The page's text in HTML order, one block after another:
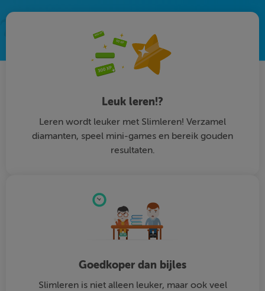
Leuk leren!?
Leren wordt leuker met Slimleren! Verzamel
diamanten, speel mini-games en bereik gouden
resultaten.
Goedkoper dan bijles
Slimleren is niet alleen leuker, maar ook veel